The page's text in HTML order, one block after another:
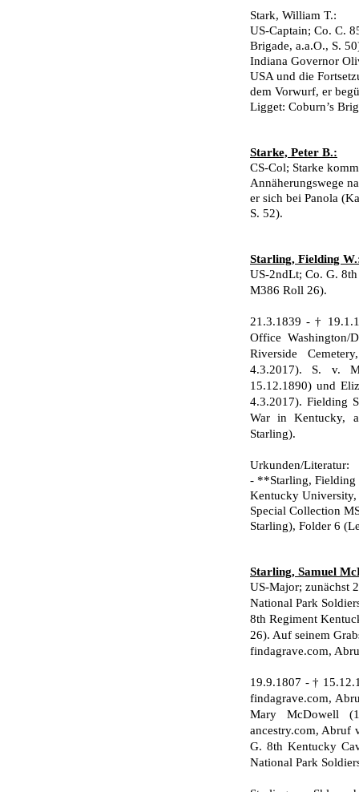
Stark, William T.:
US-Captain; Co. C.
Brigade, a.a.O., S.
Indiana Governor
USA und die
dem Vorwurf, er
Ligget: Coburn’s
Starke, Peter B.:
CS-Col; Starke
Annäherungswege
er sich bei Panola
S. 52).
Starling, Fielding
US-2ndLt; Co. G.
M386 Roll 26).
21.3.1839 - †
Office
Riverside
4.3.2017). S. v.
15.12.1890) und
4.3.2017). Fielding
War in Kentucky,
Starling).
Urkunden/Literatur:
- **Starling, Fielding
Kentucky
Special Collection
Starling), Folder 6
Starling, Samuel
US-Major; zunächst
National Park
8th Regiment
26). Auf seinem
findagrave.com,
19.9.1807 - †
findagrave.com,
Mary McDowell
ancestry.com, Abruf
G. 8th Kentucky
National Park